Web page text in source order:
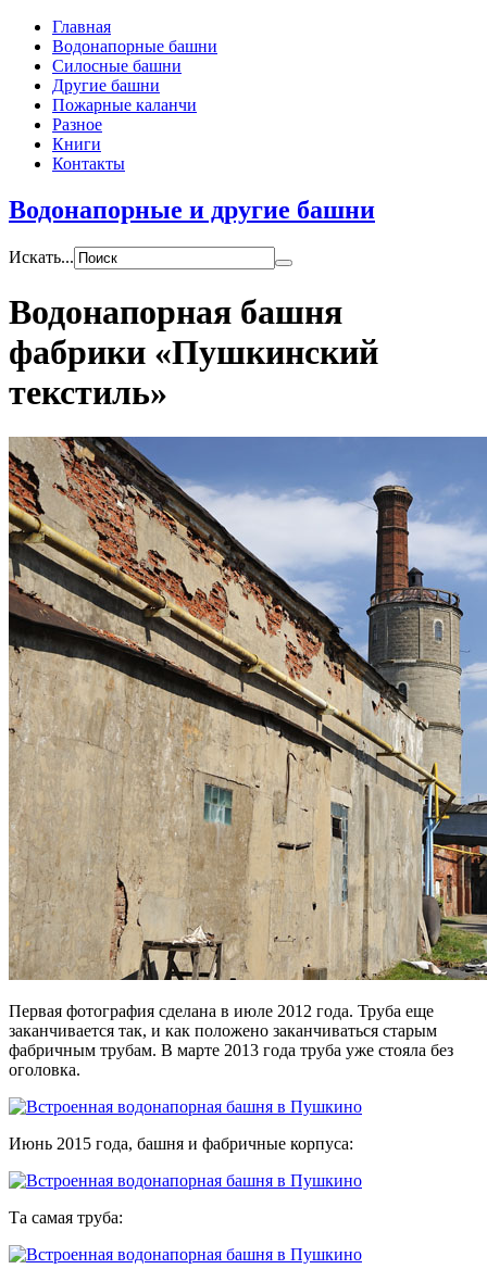
Главная
Водонапорные башни
Силосные башни
Другие башни
Пожарные каланчи
Разное
Книги
Контакты
Водонапорные и другие башни
Искать...
Водонапорная башня
фабрики «Пушкинский
текстиль»
Первая фотография сделана в июле 2012 года. Труба еще
заканчивается так, и как положено заканчиваться старым
фабричным трубам. В марте 2013 года труба уже стояла без
оголовка.
Июнь 2015 года, башня и фабричные корпуса:
Та самая труба: